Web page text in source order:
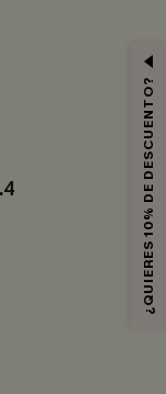
¿QUIERES 10% DE DESCUENTO?